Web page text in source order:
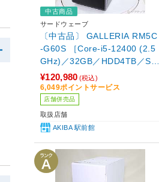
中古商品
サードウェーブ
〔中古品〕 GALLERIA RM5C
-G60S ［Core-i5-12400 (2.5
GHz)／32GB／HDD4TB／SS
D1TB／GeForce GTX 1660 S
uper(6GB)／Windows11 Pro
MAR］
¥120,980 (税込)
6,049ポイントサービス
店舗併売品
取扱店舗
AKIBA 駅前館